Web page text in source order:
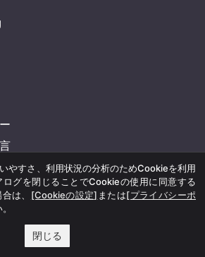
やすさ、利用状況の分析のためCookieを利用
グを閉じることでCookieの使用に同意する
は、 [Cookieの設定] または[プライバシーポ
閉じる